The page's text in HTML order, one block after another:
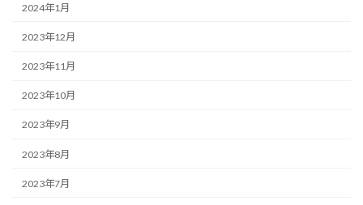
2024年1月
2023年12月
2023年11月
2023年10月
2023年9月
2023年8月
2023年7月